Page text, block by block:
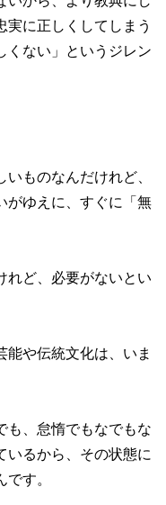
に正しくしてしまう
くない」というジレン
ものなんだけれど、
がゆえに、すぐに「無
れど、必要がないとい
や伝統文化は、いま
も、怠惰でもなでもな
いるから、その状態に
す。